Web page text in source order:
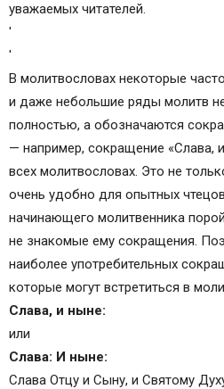
уважаемых читателей.
'
'
В молитвословах некоторые
и даже небольшие ряды молитв
полностью, а обозначаются
— например, сокращение «Слава,
всех молитвословах. Это не
очень удобно для опытных
начинающего молитвенника
не знакомые ему сокращения.
наиболее употребительных
которые могут встретиться в
Слава, и ныне:
или
Слава: И ныне:
Слава Отцу и Сыну, и Святому